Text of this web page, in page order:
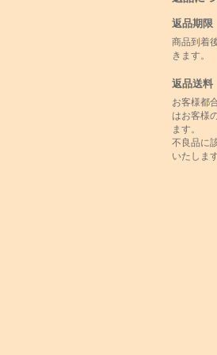
返品期限
商品到着
きます。
返品送料
お客様都
はお客様
ます。
不良品に
いたします